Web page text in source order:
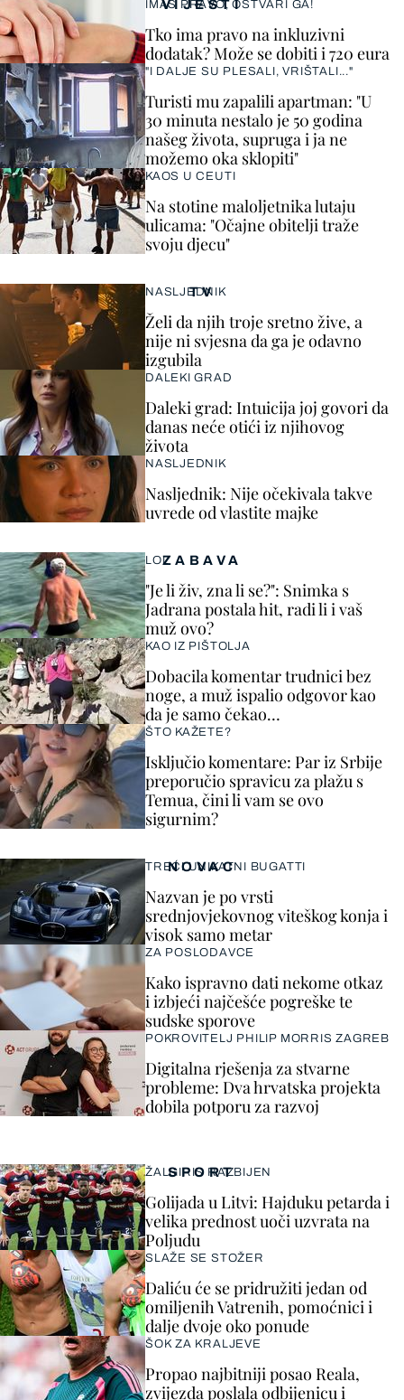
VIJESTI
IMAŠ PRAVO, OSTVARI GA!
Tko ima pravo na inkluzivni
dodatak? Može se dobiti i 720 eura
"I DALJE SU PLESALI, VRIŠTALI..."
Turisti mu zapalili apartman: "U
30 minuta nestalo je 50 godina
našeg života, supruga i ja ne
možemo oka sklopiti"
KAOS U CEUTI
Na stotine maloljetnika lutaju
ulicama: "Očajne obitelji traže
svoju djecu"
ZABAVA
LOL
"Je li živ, zna li se?": Snimka s
Jadrana postala hit, radi li i vaš
muž ovo?
KAO IZ PIŠTOLJA
Dobacila komentar trudnici bez
noge, a muž ispalio odgovor kao
da je samo čekao…
ŠTO KAŽETE?
Isključio komentare: Par iz Srbije
preporučio spravicu za plažu s
Temua, čini li vam se ovo
sigurnim?
SPORT
ŽALGIRIS RAZBIJEN
Golijada u Litvi: Hajduku petarda i
velika prednost uoči uzvrata na
Poljudu
SLAŽE SE STOŽER
Daliću će se pridružiti jedan od
omiljenih Vatrenih, pomoćnici i
dalje dvoje oko ponude
ŠOK ZA KRALJEVE
Propao najbitniji posao Reala,
zvijezda poslala odbijenicu i
TV
NASLJEDNIK
Želi da njih troje sretno žive, a
nije ni svjesna da ga je odavno
izgubila
DALEKI GRAD
Daleki grad: Intuicija joj govori da
danas neće otići iz njihovog
života
NASLJEDNIK
Nasljednik: Nije očekivala takve
uvrede od vlastite majke
NOVAC
TREĆI UNIKATNI BUGATTI
Nazvan je po vrsti
srednjovjekovnog viteškog konja i
visok samo metar
ZA POSLODAVCE
Kako ispravno dati nekome otkaz
i izbjeći najčešće pogreške te
sudske sporove
POKROVITELJ PHILIP MORRIS ZAGREB
Digitalna rješenja za stvarne
probleme: Dva hrvatska projekta
dobila potporu za razvoj